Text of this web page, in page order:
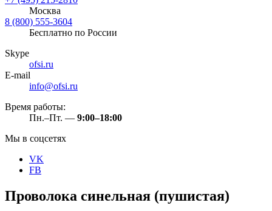
Москва
8 (800) 555-3604
Бесплатно по России
Skype
ofsi.ru
E-mail
info@ofsi.ru
Время работы:
Пн.–Пт. — 9:00–18:00
Мы в соцсетях
VK
FB
Проволока синельная (пушистая)